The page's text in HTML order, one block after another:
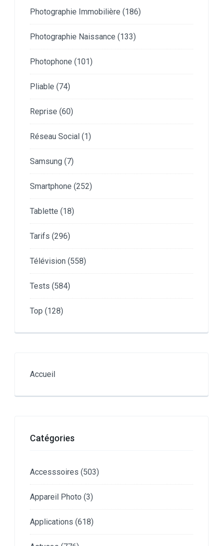
Photographie Immobilière (186)
Photographie Naissance (133)
Photophone (101)
Pliable (74)
Reprise (60)
Réseau Social (1)
Samsung (7)
Smartphone (252)
Tablette (18)
Tarifs (296)
Télévision (558)
Tests (584)
Top (128)
Accueil
Catégories
Accesssoires (503)
Appareil Photo (3)
Applications (618)